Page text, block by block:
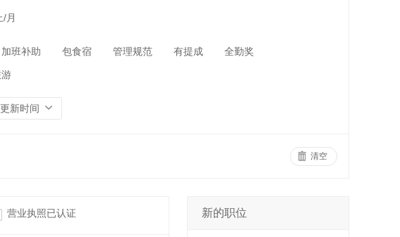
/月
加班补助 包食宿 管理规范 有提成 全勤奖
更新时间
清空
营业执照已认证 新的职位